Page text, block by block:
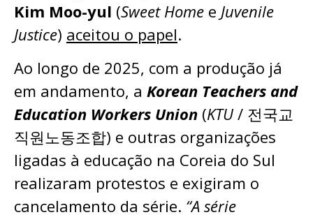
Kim Moo-yul (Sweet Home e Juvenile
Justice) aceitou o papel.
Ao longo de 2025, com a produção já
em andamento, a Korean Teachers and
Education Workers Union (KTU / 전국교
직원노동조합) e outras organizações
ligadas à educação na Coreia do Sul
realizaram protestos e exigiram o
cancelamento da série. “A série